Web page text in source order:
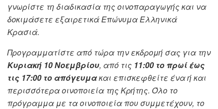
γνωρίστε τη διαδικασία της οινοπαραγωγής και να
δοκιμάσετε εξαιρετικά Επώνυμα Ελληνικά
Κρασιά.
Προγραμματίστε από τώρα την εκδρομή σας για την
Κυριακή 10 Νοεμβρίου, από τις 11:00 το πρωί έως
τις 17:00 το απόγευμακαι επισκεφθείτε ένα ή και
περισσότερα οινοποιεία της Κρήτης. Όλο το
πρόγραμμα με τα οινοποιεία που συμμετέχουν, το